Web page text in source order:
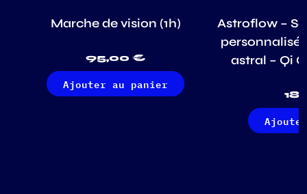
Marche de vision (1h)
95,00 €
Ajouter au panier
Astroflow –
astral – Qi